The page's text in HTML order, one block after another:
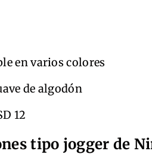
en varios colores
de algodón
12
tipo jogger de